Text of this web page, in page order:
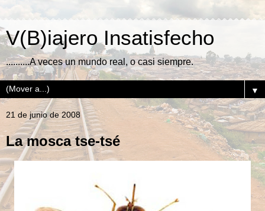
V(B)iajero Insatisfecho
..........A veces un mundo real, o casi siempre.
▼
21 de junio de 2008
La mosca tse-tsé